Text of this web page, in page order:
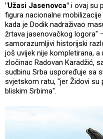
"Užasi Jasenovca" i ovaj su
figura nacionalne
kada je Dodik nadraživao
žrtava jasenovačkog logora"
samorazumljivi historijski
još uvijek nije kompletirana,
zločinac Radovan Karadžić,
sudbinu Srba uspoređuje sa
svjetskom ratu, "jer Židovi su
bliskim Srbima".